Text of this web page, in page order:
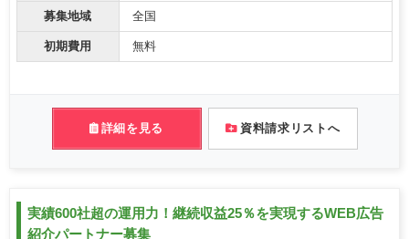
募集地域 全国
初期費用 無料
詳細を見る 資料請求リストへ
実績600社超の運用力！継続収益25％を実現するWEB広告
紹介パートナー募集